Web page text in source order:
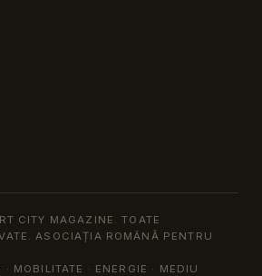
CITY MAGAZINE. TOATE
ASOCIAȚIA ROMÂNĂ PENTRU
MOBILITATE · ENERGIE · MEDIU